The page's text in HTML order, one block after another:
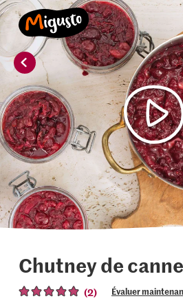
Chutney de
(2) Évaluer